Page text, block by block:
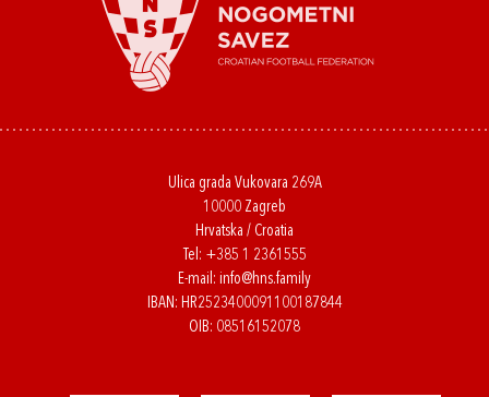
Ulica grada Vukovara 269A
10000 Zagreb
Hrvatska / Croatia
Tel: +385 1 2361555
E-mail: info@hns.family
IBAN: HR2523400091100187844
OIB: 08516152078